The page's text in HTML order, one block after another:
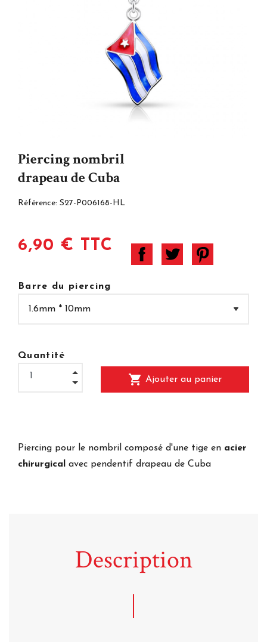
Piercing nombril
drapeau de Cuba
Référence: S27-P006168-HL
6,90 € TTC
Barre du piercing
Quantité
shopping_cart Ajouter au panier
Piercing pour le nombril composé d'une tige en acier
chirurgical
avec pendentif drapeau de Cuba
Description